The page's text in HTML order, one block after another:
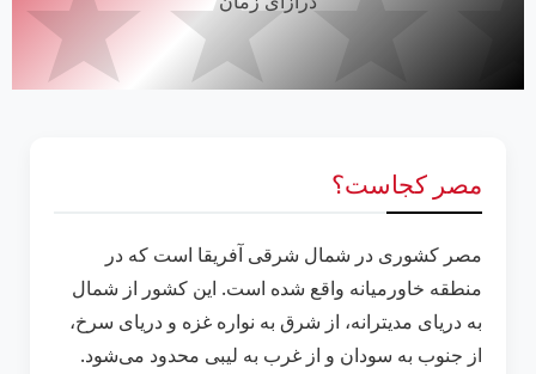
مصر کجاست؟
مصر کشوری در شمال شرقی آفریقا است که در
منطقه خاورمیانه واقع شده است. این کشور از شمال
به دریای مدیترانه، از شرق به نواره غزه و دریای سرخ،
از جنوب به سودان و از غرب به لیبی محدود می‌شود.